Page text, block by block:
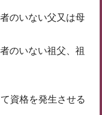
のいない父又は母
のいない祖父、祖
資格を発生させる